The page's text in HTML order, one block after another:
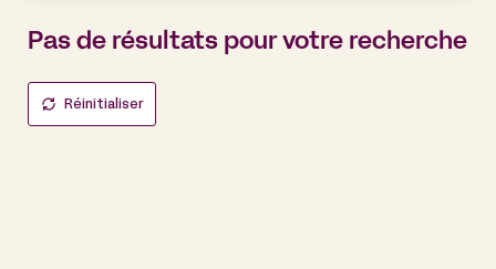
Pas de résultats pour votre recherche
Réinitialiser